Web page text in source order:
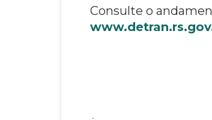
Consulte o